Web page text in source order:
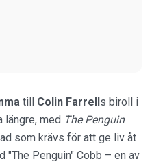
till Colin Farrells biroll i
längre, med The Penguin
som krävs för att ge liv åt
Penguin" Cobb – en av